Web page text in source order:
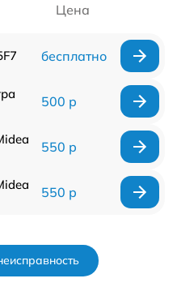
Цена
бесплатно
500 р
550 р
550 р